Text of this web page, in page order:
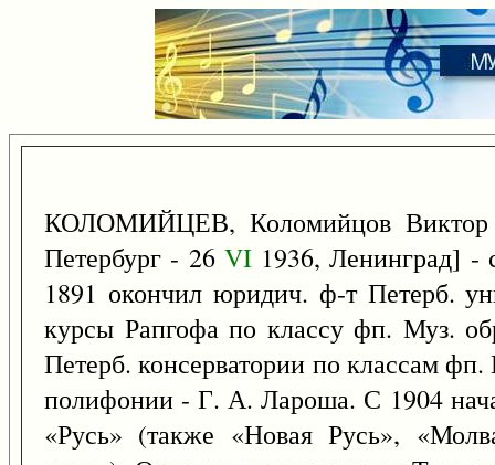
КОЛОМИЙЦЕВ, Коломийцов
Петербург - 26 VI1936, Ленинград] -
1891 окончил юридич. ф-т Петерб.
курсы Рапгофа по классу фп. Муз.
Петерб. консерватории по классам
полифонии - Г. А. Лароша. С 1904
«Русь» (также «Новая Русь»,